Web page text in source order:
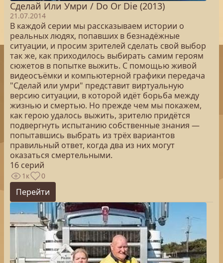
Сделай Или Умри / Do Or Die (2013)
21.07.2014
В каждой серии мы рассказываем истории о
реальных людях, попавших в безнадёжные
ситуации, и просим зрителей сделать свой выбор
так же, как приходилось выбирать самим героям
сюжетов в попытке выжить. С помощью живой
видеосъёмки и компьютерной графики передача
"Сделай или умри" представит виртуальную
версию ситуации, в которой идёт борьба между
жизнью и смертью. Но прежде чем мы покажем,
как герою удалось выжить, зрителю придётся
подвергнуть испытанию собственные знания —
попытавшись выбрать из трёх вариантов
правильный ответ, когда два из них могут
оказаться смертельными.
16 серий
1к 0
Перейти